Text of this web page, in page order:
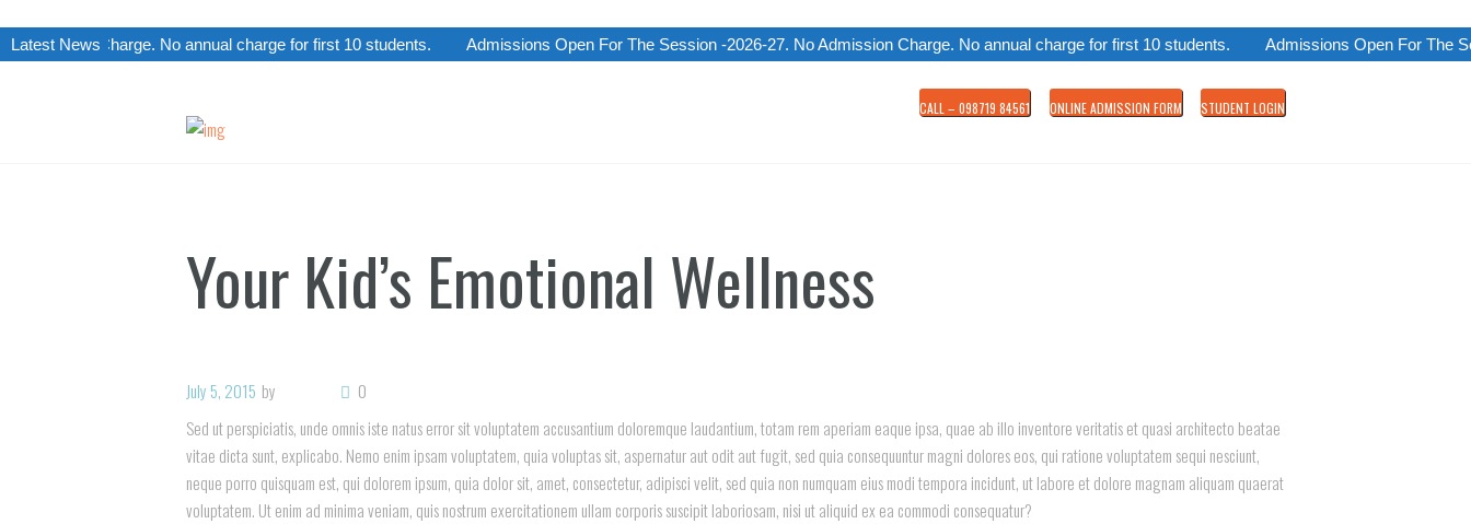
Latest NewsCharge. No annual charge for first 10 students. Admissions Open For The Session -2026-27. No Admission Charge. No annual charge for first 10 students. Admissions Open For The
CALL – 098719 84561 ONLINE ADMISSION FORM STUDENT LOGIN
Your Kid’s Emotional Wellness
July 5, 2015 by
0
Sed ut perspiciatis, unde omnis iste natus error sit voluptatem accusantium doloremque laudantium, totam rem aperiam eaque ipsa, quae ab illo inventore veritatis et quasi architecto beatae
vitae dicta sunt, explicabo. Nemo enim ipsam voluptatem, quia voluptas sit, aspernatur aut odit aut fugit, sed quia consequuntur magni dolores eos, qui ratione voluptatem sequi nesciunt,
neque porro quisquam est, qui dolorem ipsum, quia dolor sit, amet, consectetur, adipisci velit, sed quia non numquam eius modi tempora incidunt, ut labore et dolore magnam aliquam quaerat
voluptatem. Ut enim ad minima veniam, quis nostrum exercitationem ullam corporis suscipit laboriosam, nisi ut aliquid ex ea commodi consequatur?